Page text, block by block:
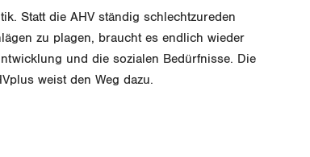
Statt die AHV ständig schlechtzureden
zu plagen, braucht es endlich wieder
und die sozialen Bedürfnisse. Die
weist den Weg dazu.